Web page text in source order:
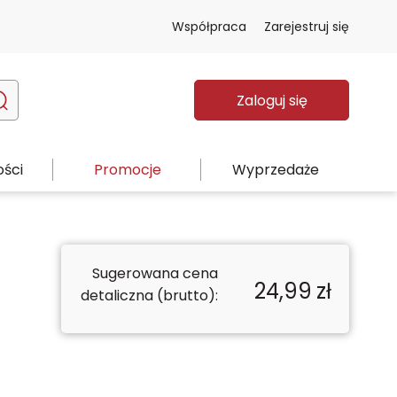
Współpraca Zarejestruj się
Zaloguj się
Promocje Wyprzedaże
Sugerowana cena
detaliczna (brutto):
24,99 zł